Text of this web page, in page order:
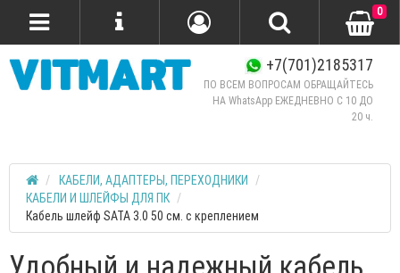
+7(701)2185317
ПО ВСЕМ ВОПРОСАМ ОБРАЩАЙТЕСЬ
НА WhatsApp ЕЖЕДНЕВНО C 10 ДО
20 ч.
0
КАБЕЛИ, АДАПТЕРЫ, ПЕРЕХОДНИКИ
КАБЕЛИ И ШЛЕЙФЫ ДЛЯ ПК
Кабель шлейф SATA 3.0 50 см. с креплением